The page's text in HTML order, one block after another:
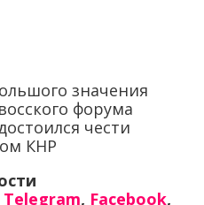
значения
форума
чести
КНР
Telegram, Facebook,